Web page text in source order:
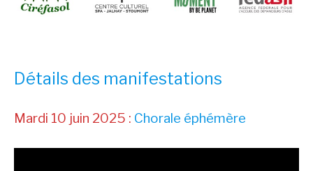
Détails des manifestations
Mardi 10 juin 2025 : Chorale éphémère